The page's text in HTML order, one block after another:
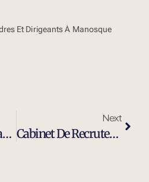
Et Dirigeants À Manosque
Avantages D’un Cabinet De Recrutement Moderne Et Efficace À Carpentras
Next
Cabinet De Recrutement Et De Sourcing À Carpentras